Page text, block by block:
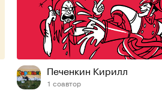
Печенкин Кирилл
1 соавтор